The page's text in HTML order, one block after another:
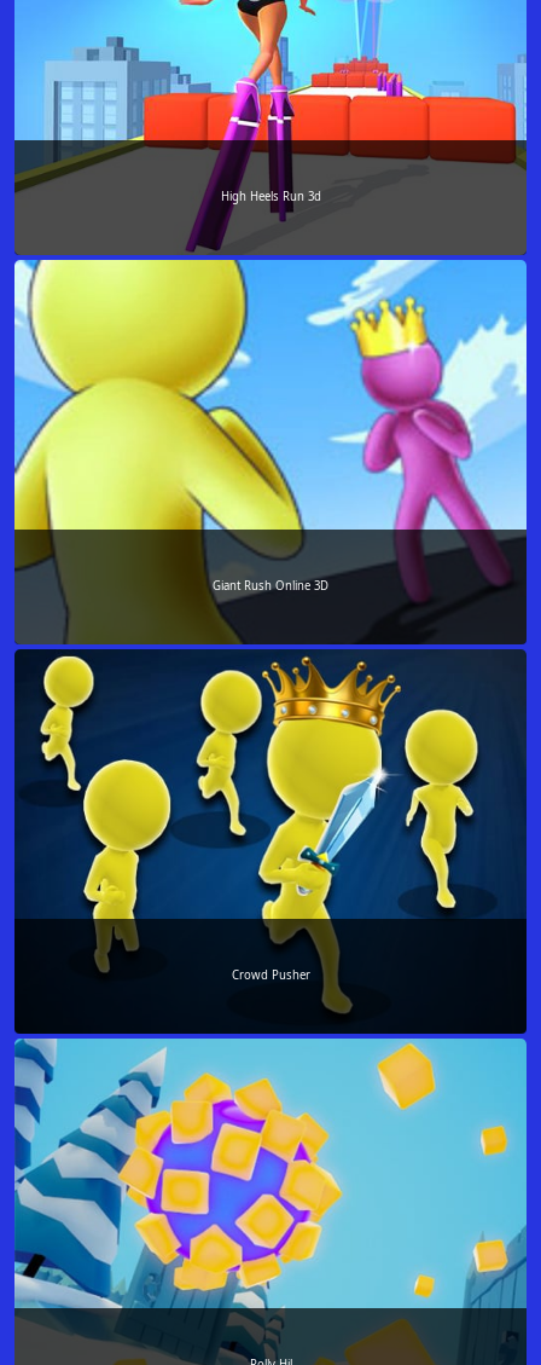
High Heels Run 3d
Giant Rush Online 3D
Crowd Pusher